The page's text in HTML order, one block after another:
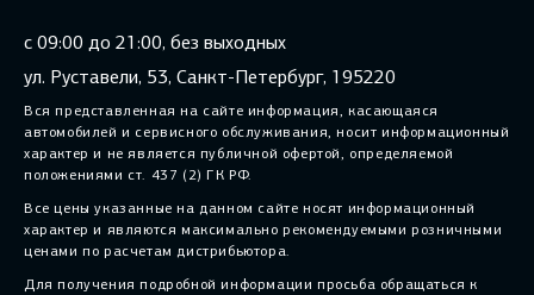
с 09:00 до 21:00, без выходных
ул. Руставели, 53, Санкт-Петербург, 195220
Вся представленная на сайте информация, касающаяся
автомобилей и сервисного обслуживания, носит информационный
характер и не является публичной офертой, определяемой
положениями ст. 437 (2) ГК РФ.
Все цены указанные на данном сайте носят информационный
характер и являются максимально рекомендуемыми розничными
ценами по расчетам дистрибьютора.
Для получения подробной информации просьба обращаться к